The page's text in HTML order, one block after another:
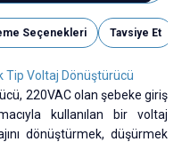
Seçenekleri Tavsiye Et
Tip Voltaj Dönüştürücü
220VAC olan şebeke giriş
kullanılan bir voltaj
dönüştürmek, düşürmek